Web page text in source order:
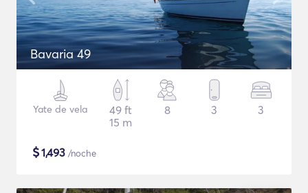
Bavaria 49
Yate de vela
49 ft
15 m
8 3 3
$1,493 /noche